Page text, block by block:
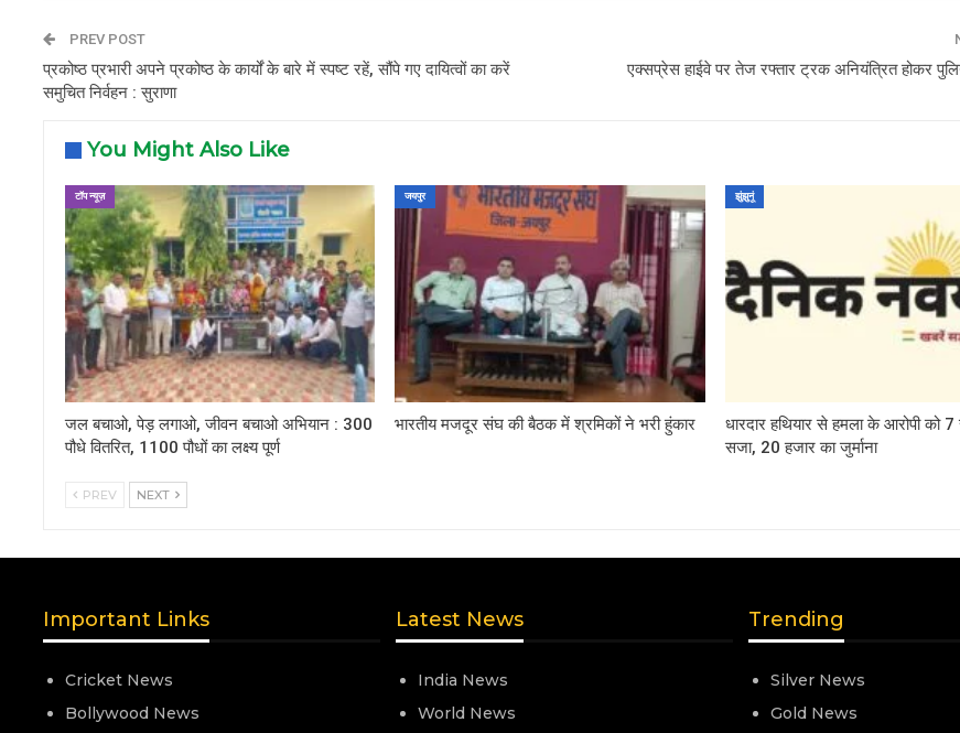
PREV POST
प्रकोष्ठ प्रभारी अपने प्रकोष्ठ के कार्यों के बारे में स्पष्ट रहें, सौंपे गए दायित्वों का करें
समुचित निर्वहन : सुराणा
एक्सप्रेस हाईवे पर तेज रफ्तार ट्रक अनियंत्रित होकर
You Might Also Like
टॉप न्यूज़
जल बचाओ, पेड़ लगाओ, जीवन बचाओ अभियान : 300
पौधे वितरित, 1100 पौधों का लक्ष्य पूर्ण
जयपुर
भारतीय मजदूर संघ की बैठक में श्रमिकों ने भरी हुंकार
झुंझुनूं
धारदार हथियार से हमला के आरोपी को
सजा, 20 हजार का जुर्माना
PREV NEXT
Important Links
Cricket News
Bollywood News
Latest News
India News
World News
Trending
Silver News
Gold News